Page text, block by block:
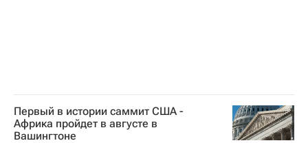
Первый в истории саммит США -
Африка пройдет в августе в
Вашингтоне